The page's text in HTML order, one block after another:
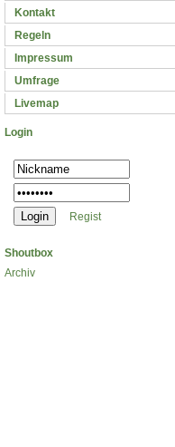
Kontakt
Regeln
Impressum
Umfrage
Livemap
Login
Regist
Shoutbox
Archiv